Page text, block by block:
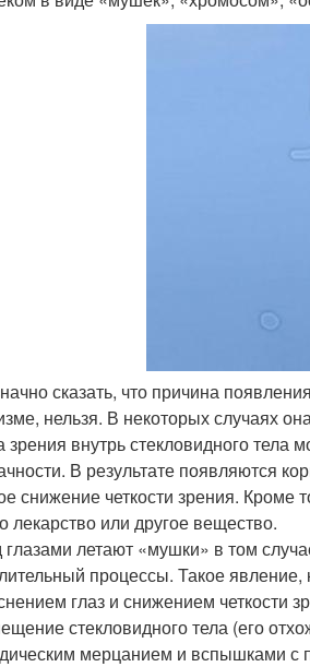
сказать, что причина
нельзя. В некоторых случаях
зрения внутрь стекловидного тела
В результате появляются
снижение четкости зрения. Кроме
лекарство или другое вещество.
летают «мушки» в том
процессы. Такое
глаз и снижением четкости
стекловидного тела (его
мерцанием и вспышками с